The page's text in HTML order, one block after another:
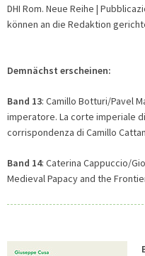
DHI Rom. Neue Reihe |
können an die Redaktion
Demnächst erscheinen:
Band 13: Camillo Botturi/Pavel
imperatore. La corte imperiale
corrispondenza di Camillo
Band 14: Caterina Cappuccio/
Medieval Papacy and the